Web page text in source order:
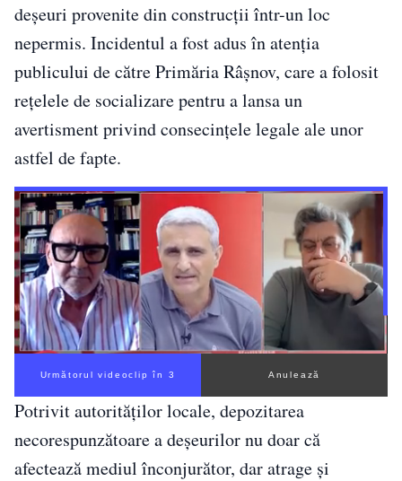
deșeuri provenite din construcții într-un loc
nepermis. Incidentul a fost adus în atenția
publicului de către Primăria Râșnov, care a folosit
rețelele de socializare pentru a lansa un
avertisment privind consecințele legale ale unor
astfel de fapte.
Următorul videoclip în 3 Anulează
Potrivit autorităților locale, depozitarea
necorespunzătoare a deșeurilor nu doar că
afectează mediul înconjurător, dar atrage și